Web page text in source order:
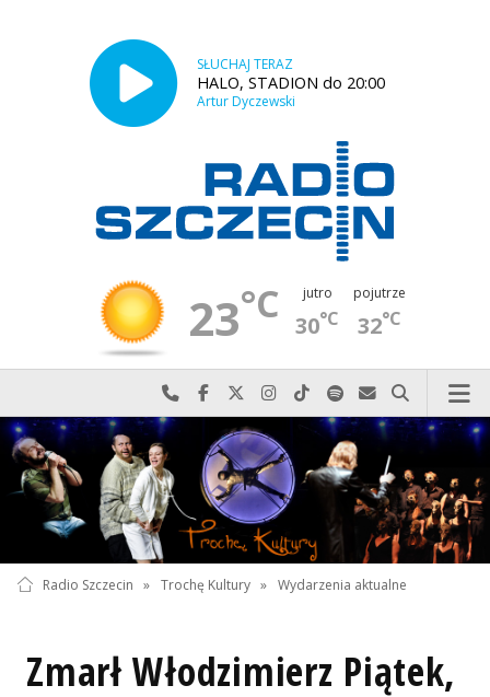
SŁUCHAJ TERAZ
HALO, STADION do 20:00
Artur Dyczewski
23°C jutro
30°C
pojutrze
32°C
Najlepiej po prostu do nas zadzwoń
Odwiedź nas na Facebook-u
Odwiedź nas na X
Odwiedź nas na Instagram-ie
Odwiedź nas na TikTok-u
Szukaj nas na Spotify
Wyślij do nas
Szukaj
Radio Szczecin » Trochę Kultury » Wydarzenia aktualne
Zmarł Włodzimierz Piątek,